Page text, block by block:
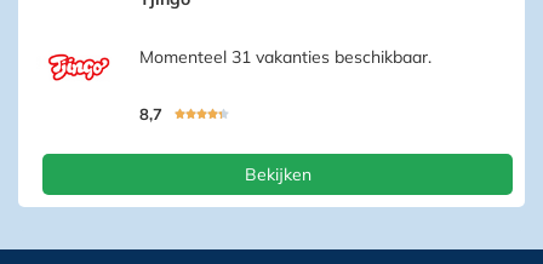
Momenteel 31 vakanties beschikbaar.
8,7 
Bekijken